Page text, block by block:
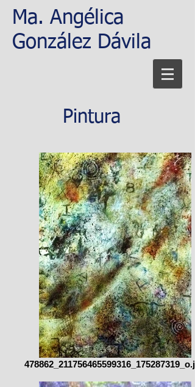
Ma. Angélica
González Dávila
Pintura